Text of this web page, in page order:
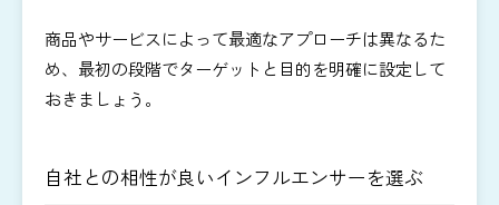
商品やサービスによって最適なアプローチは異なるた
め、最初の段階でターゲットと目的を明確に設定して
おきましょう。
自社との相性が良いインフルエンサーを選ぶ